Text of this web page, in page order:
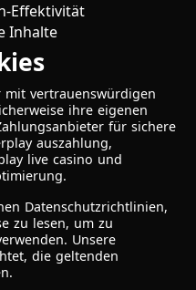
Effektivität
Inhalte
vertrauenswürdigen
ihre eigenen
für sichere
auszahlung,
live casino und
Datenschutzrichtlinien,
zu lesen, um zu
Unsere
die geltenden